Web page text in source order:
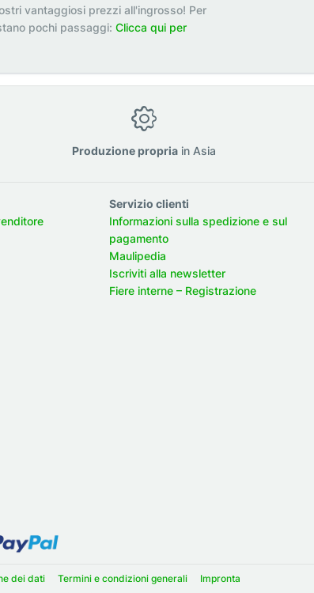
vantaggiosi prezzi all'ingrosso! Per
pochi passaggi: Clicca qui per
Produzione propriain Asia
Servizio clienti
Informazioni sulla spedizione e sul
pagamento
Maulipedia
Iscriviti alla newsletter
Fiere interne – Registrazione
dei dati Termini e condizioni generali
Impronta